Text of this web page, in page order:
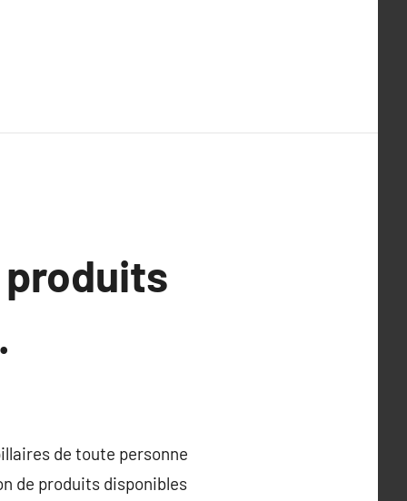
de toute personne
de produits disponibles